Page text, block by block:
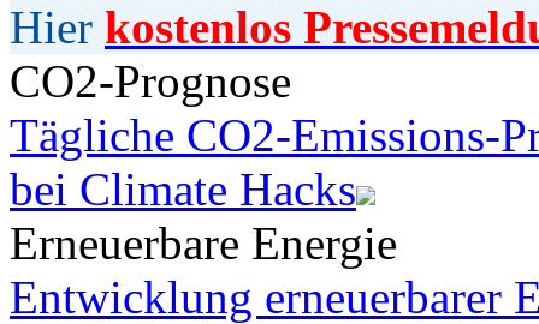
Hier kostenlos
CO2-Prognose
Tägliche CO2-Emissions-
bei Climate Hacks
Erneuerbare Energie
Entwicklung erneuerbarer